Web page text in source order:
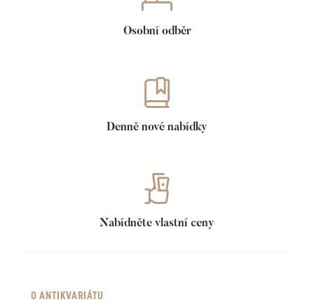
Osobní odběr
Denně nové nabídky
Nabídněte vlastní ceny
O ANTIKVARIÁTU